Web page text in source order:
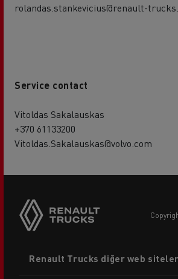
rolandas.stankevicius@renault-
Service contact
Vitoldas Sakalauskas
+370 61133200
Vitoldas.Sakalauskas@volvo.com
menu
Renault Trucks diğer web